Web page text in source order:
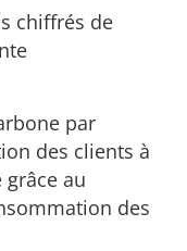
chiffrés de
par
des clients à
grâce au
des